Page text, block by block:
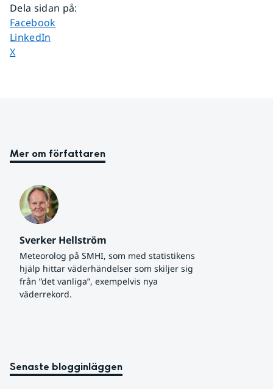
Dela sidan på:
Dela sidan på
Facebook
Dela sidan på
LinkedIn
Dela sidan på
X
Mer om författaren
Sverker Hellström
Meteorolog på SMHI, som med statistikens
hjälp hittar väderhändelser som skiljer sig
från ”det vanliga”, exempelvis nya
väderrekord.
Senaste blogginläggen